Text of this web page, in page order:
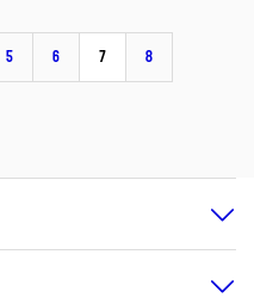
5 6 7 8